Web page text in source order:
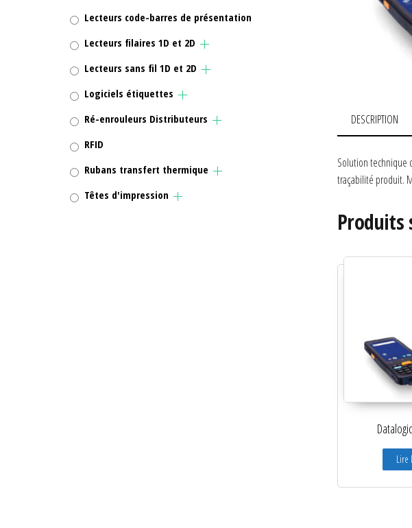
DESCRIPTION
Solution technique
traçabilité produit.
Produits
Lire
Lecteurs code-barres de présentation
Lecteurs filaires 1D et 2D
Lecteurs sans fil 1D et 2D
Logiciels étiquettes
Ré-enrouleurs Distributeurs
RFID
Rubans transfert thermique
Têtes d'impression